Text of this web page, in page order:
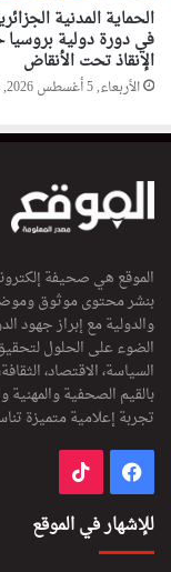
الحماية المدنية
في دورة دولية
الإنقاذ تحت الأنقاض
الأربعاء, 5 أغسطس 2026, 13:55
الموقع هي صحيفة
بنشر محتوى موثوق
والدولية مع إبراز جهود
الضوء على الحلول
السياسة، الاقتصاد،
بالقيم الصحفية
تجربة إعلامية متميزة
فيسبوك
للإشهار في الموقع